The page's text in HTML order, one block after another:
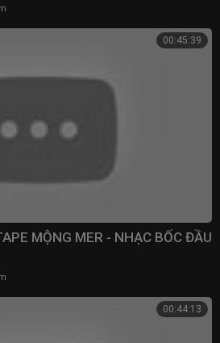
00:45:39
MỘNG MER - NHẠC BỐC ĐẦU
00:44:13